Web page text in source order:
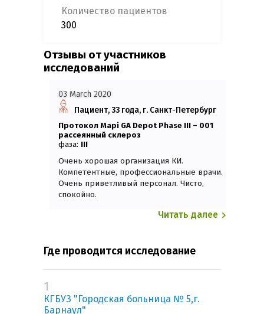
Количество пациентов
300
Отзывы от участников
исследований
03 March 2020
Пациент, 33 года, г. Санкт-Петербург
Протокол Mapi GA Depot Phase III – 001
Рассеянный склероз
фаза: III
Очень хорошая организация КИ.
Компетентные, профессиональные врачи.
Очень приветливый персонал. Чисто,
спокойно.
Читать далее
Где проводится исследование
1
КГБУЗ "Городская больница № 5,г.
Барнаул"